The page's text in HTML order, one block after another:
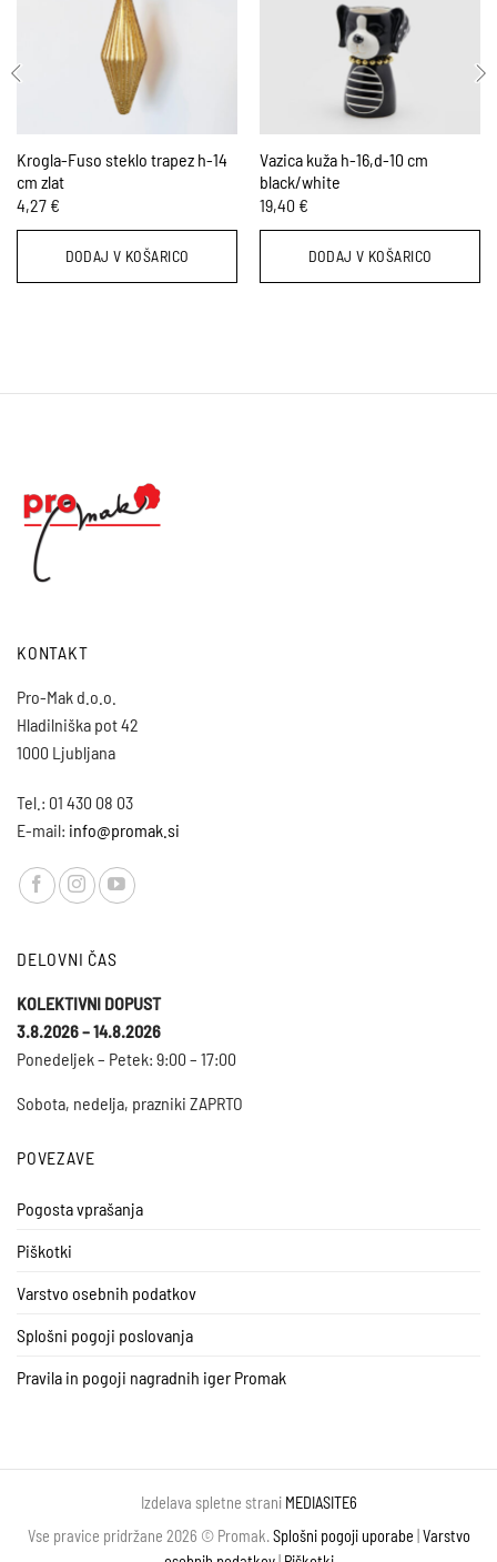
Krogla-Fuso steklo trapez h-14
cm zlat
4,27 €
DODAJ V KOŠARICO
Vazica kuža h-16,d-10 cm
black/white
19,40 €
DODAJ V KOŠARICO
KONTAKT
Pro-Mak d.o.o.
Hladilniška pot 42
1000 Ljubljana
Tel.: 01 430 08 03
E-mail: info@promak.si
DELOVNI ČAS
KOLEKTIVNI DOPUST
3.8.2026 – 14.8.2026
Ponedeljek – Petek: 9:00 – 17:00
Sobota, nedelja, prazniki ZAPRTO
POVEZAVE
Pogosta vprašanja
Piškotki
Varstvo osebnih podatkov
Splošni pogoji poslovanja
Pravila in pogoji nagradnih iger Promak
Izdelava spletne strani MEDIASITE6
Vse pravice pridržane 2026 © Promak.Splošni pogoji uporabe Varstvo